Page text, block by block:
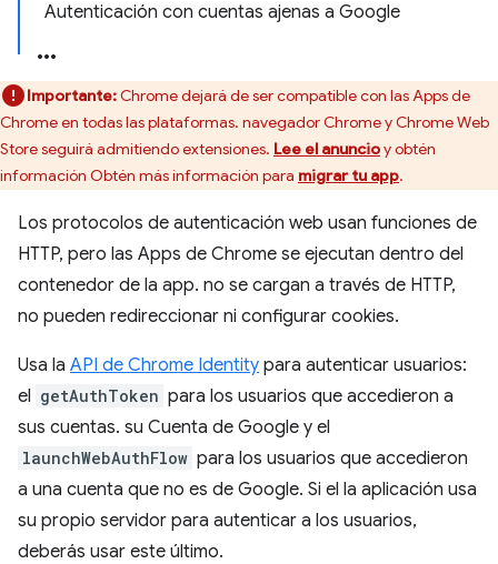
Autenticación con cuentas ajenas a Google
Importante:Chrome dejará de ser compatible con las Apps de
Chrome en todas las plataformas. navegador Chrome y Chrome Web
Store seguirá admitiendo extensiones. Lee el anuncioy obtén
información Obtén más información para migrar tu app.
Los protocolos de autenticación web usan funciones de
HTTP, pero las Apps de Chrome se ejecutan dentro del
contenedor de la app. no se cargan a través de HTTP,
no pueden redireccionar ni configurar cookies.
Usa la API de Chrome Identity para autenticar usuarios:
el getAuthToken para los usuarios que accedieron a
sus cuentas. su Cuenta de Google y el
launchWebAuthFlow para los usuarios que accedieron
a una cuenta que no es de Google. Si el la aplicación usa
su propio servidor para autenticar a los usuarios,
deberás usar este último.